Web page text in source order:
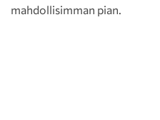
mahdollisimman pian.